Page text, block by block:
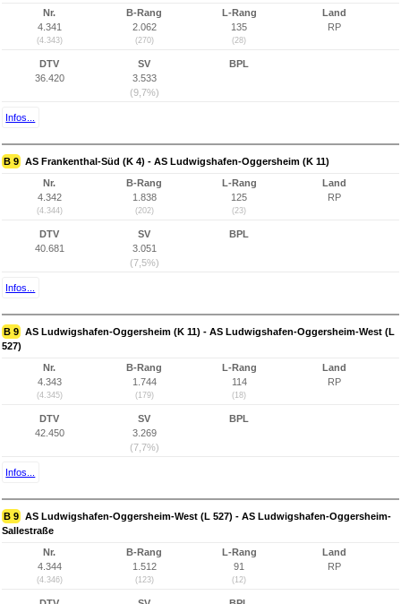
Nr.
4.341
(4.343)
B-Rang
2.062
(270)
L-Rang
135
(28)
Land
RP
DTV
36.420
SV
3.533
(9,7%)
BPL
Infos...
B 9 AS Frankenthal-Süd (K 4) - AS Ludwigshafen-Oggersheim (K 11)
Nr.
4.342
(4.344)
B-Rang
1.838
(202)
L-Rang
125
(23)
Land
RP
DTV
40.681
SV
3.051
(7,5%)
BPL
Infos...
B 9 AS Ludwigshafen-Oggersheim (K 11) - AS Ludwigshafen-Oggersheim-West (L
527)
Nr.
4.343
(4.345)
B-Rang
1.744
(179)
L-Rang
114
(18)
Land
RP
DTV
42.450
SV
3.269
(7,7%)
BPL
Infos...
B 9 AS Ludwigshafen-Oggersheim-West (L 527) - AS Ludwigshafen-Oggersheim-
Sallestraße
Nr.
4.344
(4.346)
B-Rang
1.512
(123)
L-Rang
91
(12)
Land
RP